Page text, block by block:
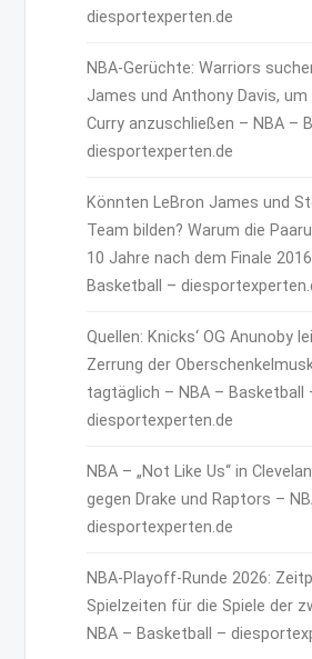
diesportexperten.de
NBA-Gerüchte: Warriors
James und Anthony Davis,
Curry anzuschließen – NBA –
diesportexperten.de
Könnten LeBron James und
Team bilden? Warum die
10 Jahre nach dem Finale
Basketball –
Quellen: Knicks‘ OG Anunoby
Zerrung der
tagtäglich – NBA – Basketball
diesportexperten.de
NBA – „Not Like Us“ in
gegen Drake und Raptors –
diesportexperten.de
NBA-Playoff-Runde 2026:
Spielzeiten für die Spiele der
NBA – Basketball –